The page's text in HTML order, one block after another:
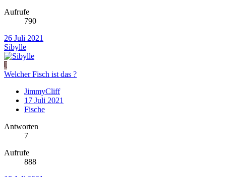
Aufrufe
790
26 Juli 2021
Sibylle
J
Welcher Fisch ist das ?
JimmyCliff
17 Juli 2021
Fische
Antworten
7
Aufrufe
888